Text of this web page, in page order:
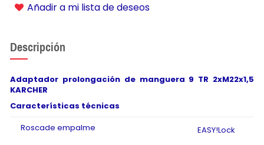
Añadir a mi lista de deseos
Descripción
Adaptador prolongación de manguera 9 TR 2xM22x1,5
KARCHER
Características técnicas
Roscade empalme
EASY!Lock